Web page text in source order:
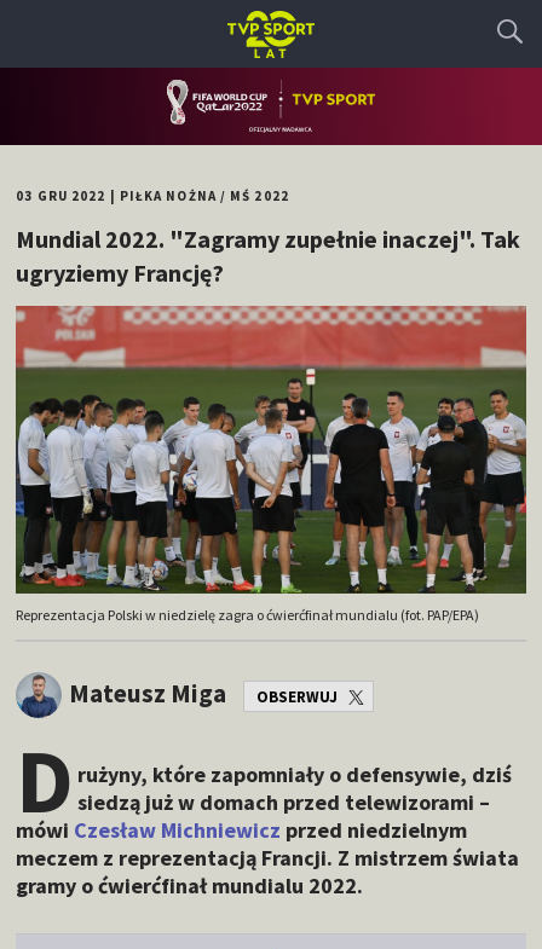
03 GRU 2022 PIŁKA NOŻNA/ MŚ 2022
Mundial 2022. "Zagramy zupełnie inaczej". Tak
ugryziemy Francję?
Reprezentacja Polski w niedzielę zagra o ćwierćfinał mundialu (fot. PAP/EPA)
Mateusz Miga OBSERWUJ
D rużyny, które zapomniały o defensywie, dziś
siedzą już w domach przed telewizorami –
mówi Czesław Michniewicz przed niedzielnym
meczem z reprezentacją Francji. Z mistrzem świata
gramy o ćwierćfinał mundialu 2022.